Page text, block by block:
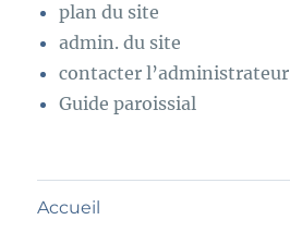
plan du site
admin. du site
contacter l’administrateur
Guide paroissial
Accueil